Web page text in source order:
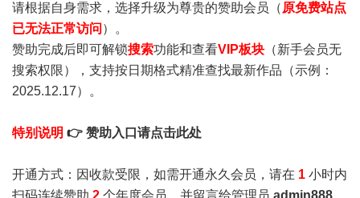
请根据自身需求，选择升级为尊贵的赞助会员（ 原免费站点
已无法正常访问 ）。
赞助完成后即可解锁搜索功能和查看VIP板块 （新手会员无
搜索权限），支持按日期格式精准查找最新作品（示例：
2025.12.17）。
特别说明 👉 赞助入口请点击此处
开通方式：因收款受限，如需开通永久会员，请在 1 小时内
扫码连续赞助 2 个年度会员，并留言给管理员 admin888